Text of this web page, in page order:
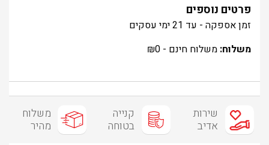
פרטים נוספים
זמן אספקה - עד 21 ימי עסקים
משלוח: משלוח חינם - ₪0
שירות
אדיב
קנייה
בטוחה
משלוח
מהיר